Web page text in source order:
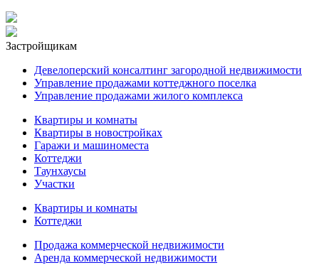
Застройщикам
Девелоперский консалтинг загородной недвижимости
Управление продажами коттеджного поселка
Управление продажами жилого комплекса
Квартиры и комнаты
Квартиры в новостройках
Гаражи и машиноместа
Коттеджи
Таунхаусы
Участки
Квартиры и комнаты
Коттеджи
Продажа коммерческой недвижимости
Аренда коммерческой недвижимости